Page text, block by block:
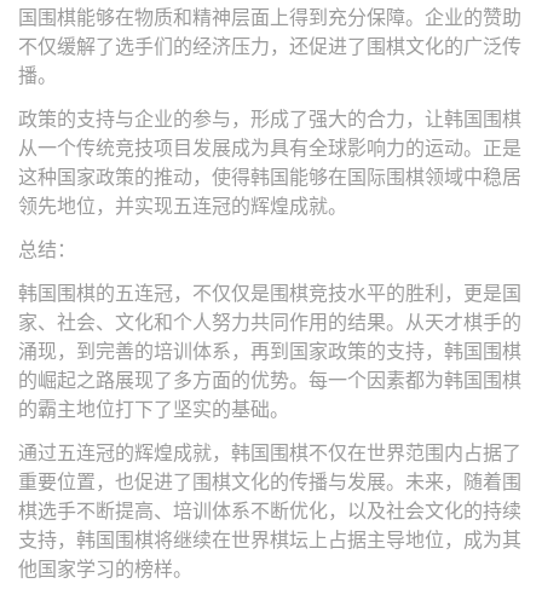
国围棋能够在物质和精神层面上得到充分保障。企业的赞助
不仅缓解了选手们的经济压力，还促进了围棋文化的广泛传
播。
政策的支持与企业的参与，形成了强大的合力，让韩国围棋
从一个传统竞技项目发展成为具有全球影响力的运动。正是
这种国家政策的推动，使得韩国能够在国际围棋领域中稳居
领先地位，并实现五连冠的辉煌成就。
总结：
韩国围棋的五连冠，不仅仅是围棋竞技水平的胜利，更是国
家、社会、文化和个人努力共同作用的结果。从天才棋手的
涌现，到完善的培训体系，再到国家政策的支持，韩国围棋
的崛起之路展现了多方面的优势。每一个因素都为韩国围棋
的霸主地位打下了坚实的基础。
通过五连冠的辉煌成就，韩国围棋不仅在世界范围内占据了
重要位置，也促进了围棋文化的传播与发展。未来，随着围
棋选手不断提高、培训体系不断优化，以及社会文化的持续
支持，韩国围棋将继续在世界棋坛上占据主导地位，成为其
他国家学习的榜样。